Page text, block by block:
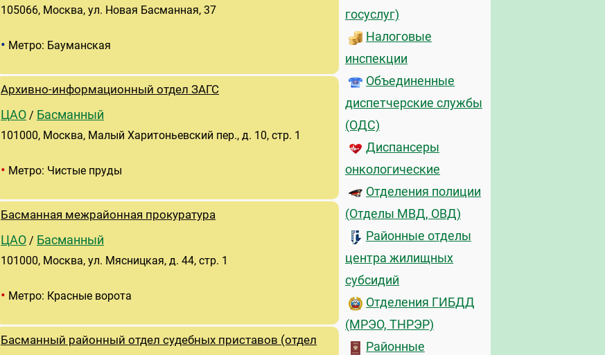
105066, Москва, ул. Новая Басманная, 37
• Метро: Бауманская
Архивно-информационный отдел ЗАГС
ЦАО / Басманный
101000, Москва, Малый Харитоньевский пер., д. 10, стр. 1
• Метро: Чистые пруды
Басманная межрайонная прокуратура
ЦАО / Басманный
101000, Москва, ул. Мясницкая, д. 44, стр. 1
• Метро: Красные ворота
Басманный районный отдел судебных приставов (отдел
госуслуг)
Налоговые
инспекции
Объединенные
диспетчерские службы
(ОДС)
Диспансеры
онкологические
Отделения полиции
(Отделы МВД, ОВД)
Районные отделы
центра жилищных
субсидий
Отделения ГИБДД
(МРЭО, ТНРЭР)
Районные